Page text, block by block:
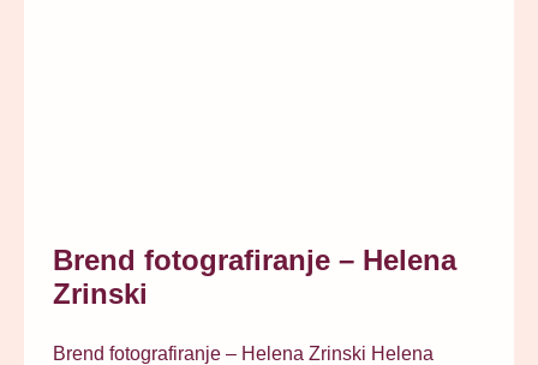
Brend fotografiranje – Helena
Zrinski
Brend fotografiranje – Helena Zrinski Helena